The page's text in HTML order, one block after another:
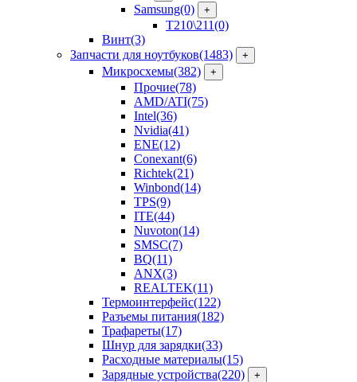
Samsung(0) +
T210\211(0)
Винт(3)
Запчасти для ноутбуков(1483) +
Микросхемы(382) +
Прочие(78)
AMD/ATI(75)
Intel(36)
Nvidia(41)
ENE(12)
Conexant(6)
Richtek(21)
Winbond(14)
TPS(9)
ITE(44)
Nuvoton(14)
SMSC(7)
BQ(11)
ANX(3)
REALTEK(11)
Термоинтерфейс(122)
Разъемы питания(182)
Трафареты(17)
Шнур для зарядки(33)
Расходные материалы(15)
Зарядные устройства(220) +